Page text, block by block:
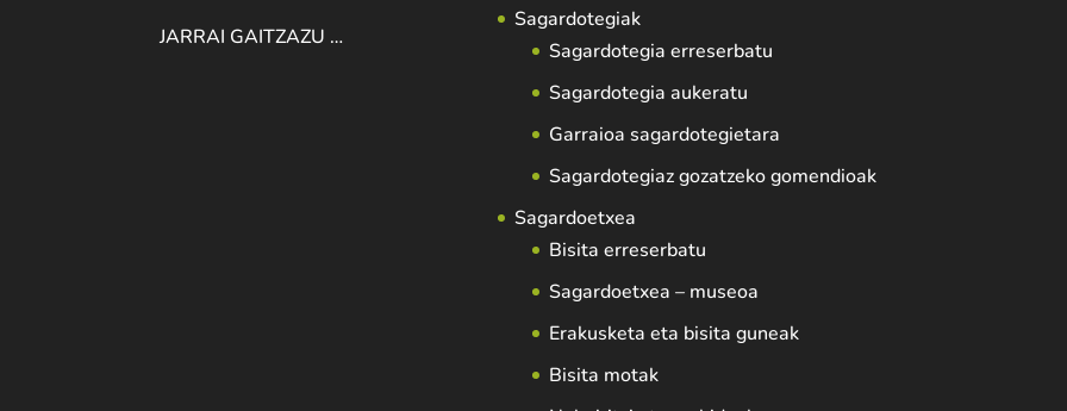
JARRAI GAITZAZU …
Sagardotegiak
Sagardotegia erreserbatu
Sagardotegia aukeratu
Garraioa sagardotegietara
Sagardotegiaz gozatzeko gomendioak
Sagardoetxea
Bisita erreserbatu
Sagardoetxea – museoa
Erakusketa eta bisita guneak
Bisita motak